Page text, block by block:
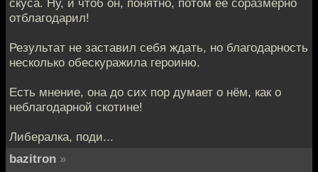
отблагодарил!
Результат не заставил себя ждать, но благодарность
несколько обескуражила героиню.
Есть мнение, она до сих пор думает о нём, как о
неблагодарной скотине!
Либералка, поди...
bazitron »